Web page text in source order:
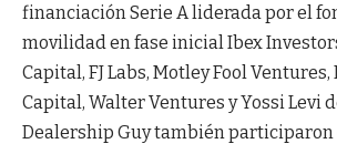
financiación Serie A liderada por el
movilidad en fase inicial Ibex
Capital, FJ Labs, Motley Fool Ventures,
Capital, Walter Ventures y Yossi Levi
Dealership Guy también participaron